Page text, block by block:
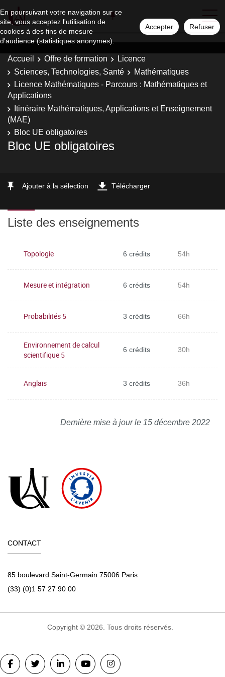
En poursuivant votre navigation sur ce
site, vous acceptez l'utilisation de
cookies à des fins de mesure
d'audience (statistiques anonymes).
Accepter Refuser
Accueil Offre de formation
Licence
Sciences, Technologies, Santé
Mathématiques
Licence Mathématiques - Parcours : Mathématiques et
Applications
Itinéraire Mathématiques, Applications et Enseignement
(MAE)
Bloc UE obligatoires
Bloc UE obligatoires
Ajouter à la sélection Télécharger
Liste des enseignements
Topologie 6 crédits 54h
Mesure et intégration 6 crédits 54h
Probabilités 5 3 crédits 66h
Environnement de calcul
scientifique 5
6 crédits 30h
Anglais 3 crédits 36h
Dernière mise à jour le 15 décembre 2022
CONTACT
85 boulevard Saint-Germain 75006 Paris
(33) (0)1 57 27 90 00
Copyright © 2026. Tous droits réservés.